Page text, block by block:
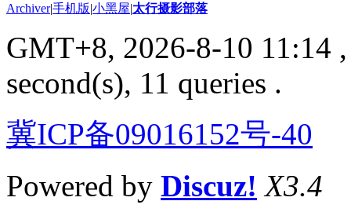
Archiver|手机版|小黑屋|太行摄影部落
GMT+8, 2026-8-10 11:14
second(s), 11 queries .
冀ICP备09016152号-40
Powered by Discuz! X3.4